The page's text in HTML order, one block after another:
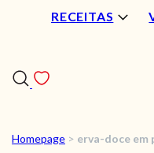
RECEITAS
Homepage > erva-doce em